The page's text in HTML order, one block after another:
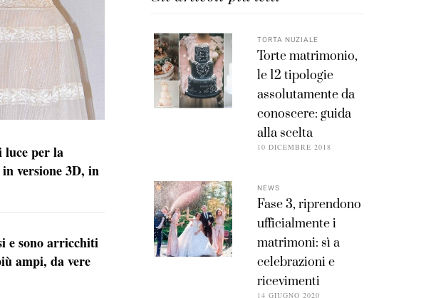
luce per la
versione 3D, in
e sono arricchiti
ampi, da vere
TORTA NUZIALE
Torte matrimonio,
le 12 tipologie
assolutamente da
conoscere: guida
alla scelta
10 DICEMBRE 2018
NEWS
Fase 3, riprendono
ufficialmente i
matrimoni: sì a
celebrazioni e
ricevimenti
14 GIUGNO 2020